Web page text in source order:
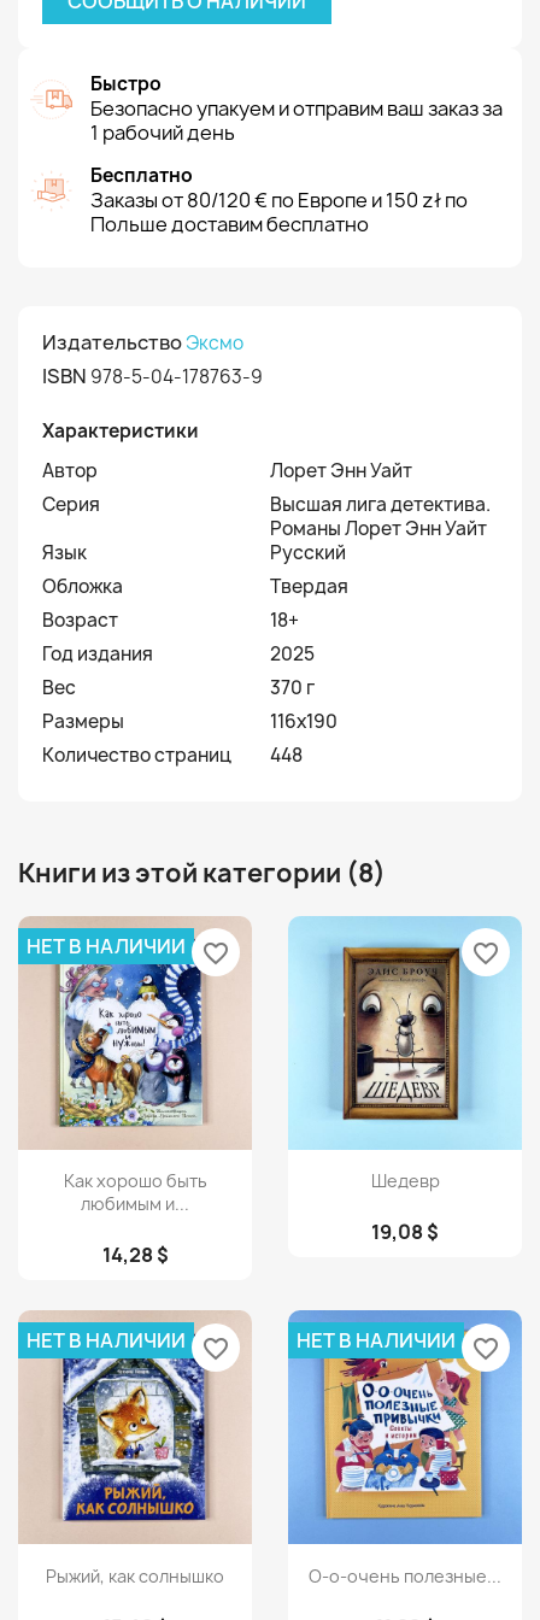
Быстро
Безопасно упакуем и отправим ваш заказ за
1 рабочий день
Бесплатно
Заказы от 80/120 € по Европе и 150 zł по
Польше доставим бесплатно
ИздательствоЭксмо
ISBN 978-5-04-178763-9
Характеристики
Автор
Лорет Энн Уайт
Серия
Высшая лига детектива.
Романы Лорет Энн Уайт
Язык
Русский
Обложка
Твердая
Возраст
18+
Год издания
2025
Вес
370 г
Размеры
116x190
Количество страниц
448
Книги из этой категории (8)
Просмотр
Как хорошо быть
любимым и...
14,28 $
НЕТ В НАЛИЧИИ favorite_border
Просмотр
Шедевр
19,08 $
favorite_border
Просмотр
Рыжий, как солнышко
НЕТ В НАЛИЧИИ favorite_border
Просмотр
О-о-очень полезные...
НЕТ В НАЛИЧИИ favorite_border